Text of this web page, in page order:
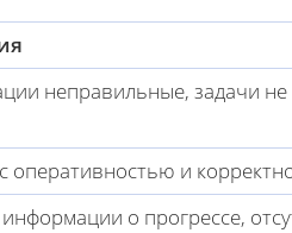
неправильные, задачи
оперативностью и
о прогрессе,